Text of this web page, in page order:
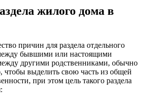
жилого дома в
причин для раздела отдельного
бывшими или настоящими
другими родственниками, обычно
чтобы выделить свою часть из общей
при этом цель такого раздела